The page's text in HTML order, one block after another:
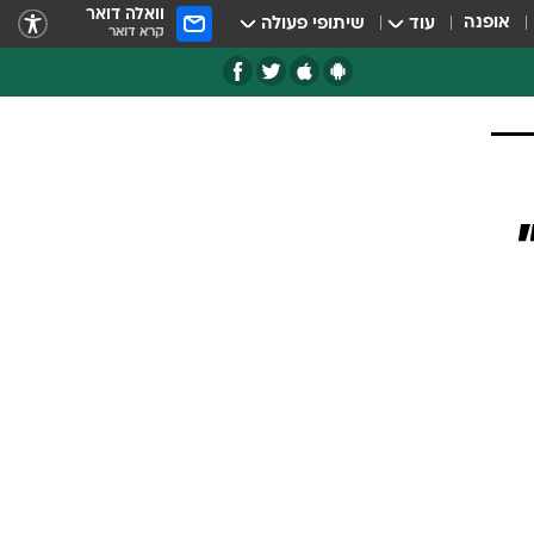
אופנה עוד שיתופי פעולה וואלה דואר
קרא דואר